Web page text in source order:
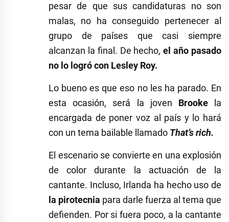
pesar de que sus candidaturas no son
malas, no ha conseguido pertenecer al
grupo de países que casi siempre
alcanzan la final. De hecho,el año pasado
no lo logró con Lesley Roy.
Lo bueno es que eso no les ha parado. En
esta ocasión, será la joven Brookela
encargada de poner voz al país y lo hará
con un tema bailable llamado That’s rich.
El escenario se convierte en una explosión
de color durante la actuación de la
cantante. Incluso, Irlanda ha hecho uso de
la pirotecnia para darle fuerza al tema que
defienden. Por si fuera poco, a la cantante